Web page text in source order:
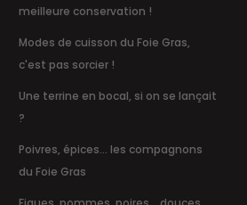
meilleure conservation !
Modes de cuisson du Foie Gras,
c'est pas sorcier !
Une terrine en bocal, si on se lançait
?
Poivres, épices... les compagnons
du Foie Gras